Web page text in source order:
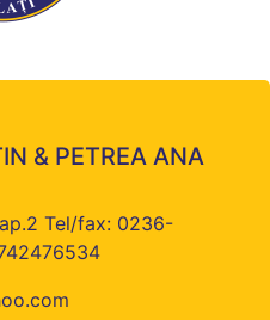
& PETREA ANA
Tel/fax: 0236-